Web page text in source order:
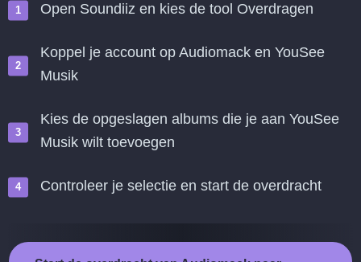
Open Soundiiz en kies de tool Overdragen
Koppel je account op Audiomack en YouSee
Musik
Kies de opgeslagen albums die je aan YouSee
Musik wilt toevoegen
Controleer je selectie en start de overdracht